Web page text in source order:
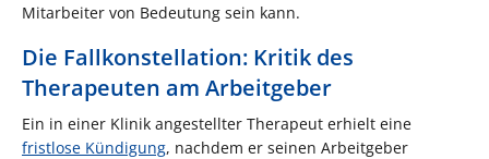
Mitarbeiter von Bedeutung sein kann.
Die Fallkonstellation: Kritik des
Therapeuten am Arbeitgeber
Ein in einer Klinik angestellter Therapeut erhielt eine
fristlose Kündigung, nachdem er seinen Arbeitgeber